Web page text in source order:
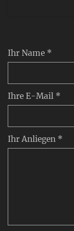
Ihr Name *
Ihre E-Mail *
Ihr Anliegen *